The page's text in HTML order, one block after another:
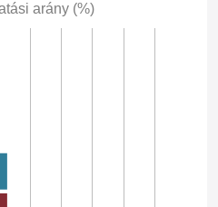
arány (%)